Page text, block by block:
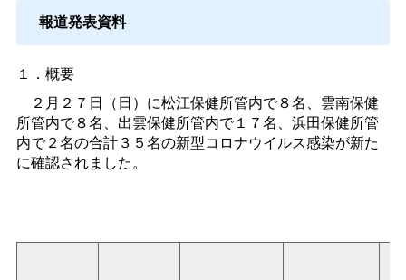
報道発表資料
１．概要
２月２７日（日）に松江保健所管内で８名、雲南保健
所管内で８名、出雲保健所管内で１７名、浜田保健所管
内で２名の合計３５名の新型コロナウイルス感染が新た
に確認されました。